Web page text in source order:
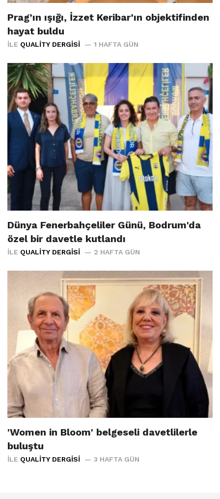
Prag’ın ışığı, İzzet Keribar’ın objektifinden
hayat buldu
İLE QUALITY DERGISI 1 HAFTA GÜN
Dünya Fenerbahçeliler Günü, Bodrum'da
özel bir davetle kutlandı
İLE QUALITY DERGISI 2 HAFTA GÜN
'Women in Bloom' belgeseli davetlilerle
buluştu
İLE QUALITY DERGISI 3 HAFTA GÜN